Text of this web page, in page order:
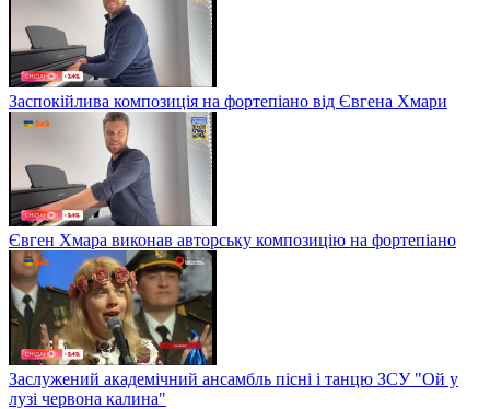
Заспокійлива композиція на фортепіано від Євгена Хмари
Євген Хмара виконав авторську композицію на фортепіано
Заслужений академічний ансамбль пісні і танцю ЗСУ "Ой у
лузі червона калина"